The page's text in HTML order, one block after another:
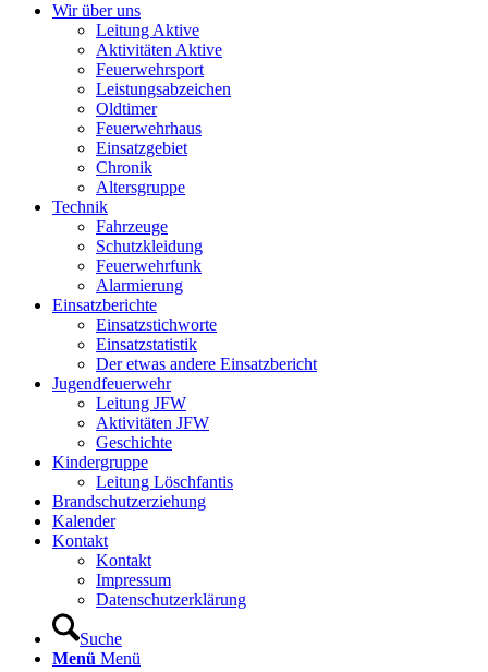
Wir über uns
Leitung Aktive
Aktivitäten Aktive
Feuerwehrsport
Leistungsabzeichen
Oldtimer
Feuerwehrhaus
Einsatzgebiet
Chronik
Altersgruppe
Technik
Fahrzeuge
Schutzkleidung
Feuerwehrfunk
Alarmierung
Einsatzberichte
Einsatzstichworte
Einsatzstatistik
Der etwas andere Einsatzbericht
Jugendfeuerwehr
Leitung JFW
Aktivitäten JFW
Geschichte
Kindergruppe
Leitung Löschfantis
Brandschutzerziehung
Kalender
Kontakt
Kontakt
Impressum
Datenschutzerklärung
Suche
Menü Menü